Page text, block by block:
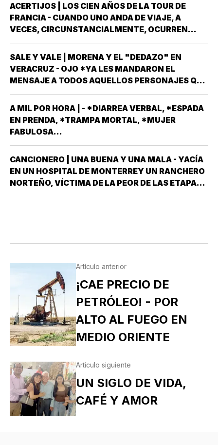
ACERTIJOS | LOS CIEN AÑOS DE LA TOUR DE
FRANCIA - CUANDO UNO ANDA DE VIAJE, A
VECES, CIRCUNSTANCIALMENTE, OCURREN
COSAS QUE NO LLEVABAS PLANEADA *ME HAN
OCURRIDO ALGUNAS OCASIONES *AHORA
REMEMORO ESTA PORQUE TENEMOS A UN
MEXICANO EN EL TOP TEN DE…
SALE Y VALE | MORENA Y EL "DEDAZO" EN
VERACRUZ - OJO *YA LES MANDARON EL
MENSAJE A TODOS AQUELLOS PERSONAJES QUE
ASPIRAN A SER CANDIDATOS A DIPUTADOS
LOCALES, EN ALGUNO DE LOS 30 DISTRITOS QUE
HAY EN VERACRUZ POR EL PARTIDO MORENA,
DESPUÉS QUE NO…
A MIL POR HORA | - *DIARREA VERBAL, *ESPADA
EN PRENDA, *TRAMPA MORTAL, *MUJER
FABULOSA...
CANCIONERO | UNA BUENA Y UNA MALA - YACÍA
EN UN HOSPITAL DE MONTERREY UN RANCHERO
NORTEÑO, VÍCTIMA DE LA PEOR DE LAS ETAPAS
Artículo anterior
¡CAE PRECIO DE
PETRÓLEO! - POR
ALTO AL FUEGO EN
MEDIO ORIENTE
Artículo siguiente
UN SIGLO DE VIDA,
CAFÉ Y AMOR